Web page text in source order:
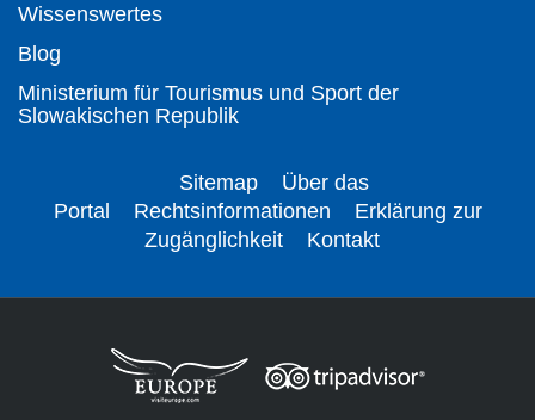
Wissenswertes
Blog
Ministerium für Tourismus und Sport der
Slowakischen Republik
Sitemap
Über das
Portal
Rechtsinformationen
Erklärung zur
Zugänglichkeit
Kontakt